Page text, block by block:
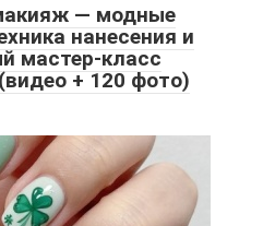
— модные
нанесения и
мастер-класс
+ 120 фото)